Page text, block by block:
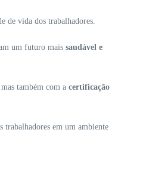
de vida dos trabalhadores.
um futuro mais saudável e
também com a certificação
trabalhadores em um ambiente